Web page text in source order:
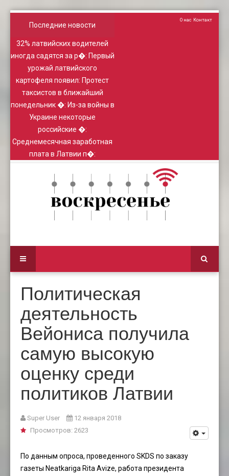
Последние новости
32% латвийских водителей
иногда садятся за р�: Первый
урожай латвийского
картофеля появил: Протест
таксистов в ближайший
понедельник �: Из-за войны в
Украине некоторые
российские �:
Среднемесячная заработная
плата в Латвии п�:
О нас Контакт
Политическая
деятельность
Вейониса получила
самую высокую
оценку среди
политиков Латвии
Super User
12 января 2018
Просмотров: 2623
По данным опроса, проведенного SKDS по заказу
газеты Neatkariga Rita Avize, работа президента